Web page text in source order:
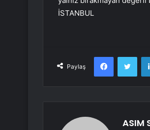
İSTANBUL
Paylaş
Facebook
ASIM